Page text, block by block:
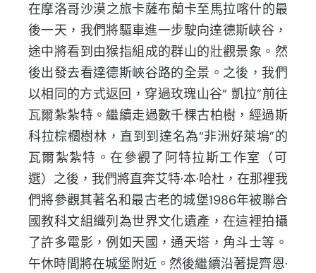
在摩洛哥沙漠之旅卡薩布蘭卡至馬拉喀什的最
後一天， 我們將驅車進一步駛向達德斯峽谷，
途中將看到由猴指組成的群山的壯觀景象。 然
後出發去看達德斯峽谷路的全景。之後， 我們
以相同的方式返回，穿過玫瑰山谷“ 凱拉”前往
瓦爾紮紮特。繼續走過數千棵古柏樹， 經過斯
科拉棕櫚樹林，直到到達名為“非洲好萊塢”的
瓦爾紮紮特。在參觀了阿特拉斯工作室（可
選）之後，我們將直奔艾特·本·哈杜， 在那裡我
們將參觀其著名和最古老的城堡1986年被聯合
國教科文組織列為世界文化遺產，在這裡拍攝
了許多電影，例如天國，通天塔，角斗士等。
午休時間將在城堡附近。 然後繼續沿著提齊恩·